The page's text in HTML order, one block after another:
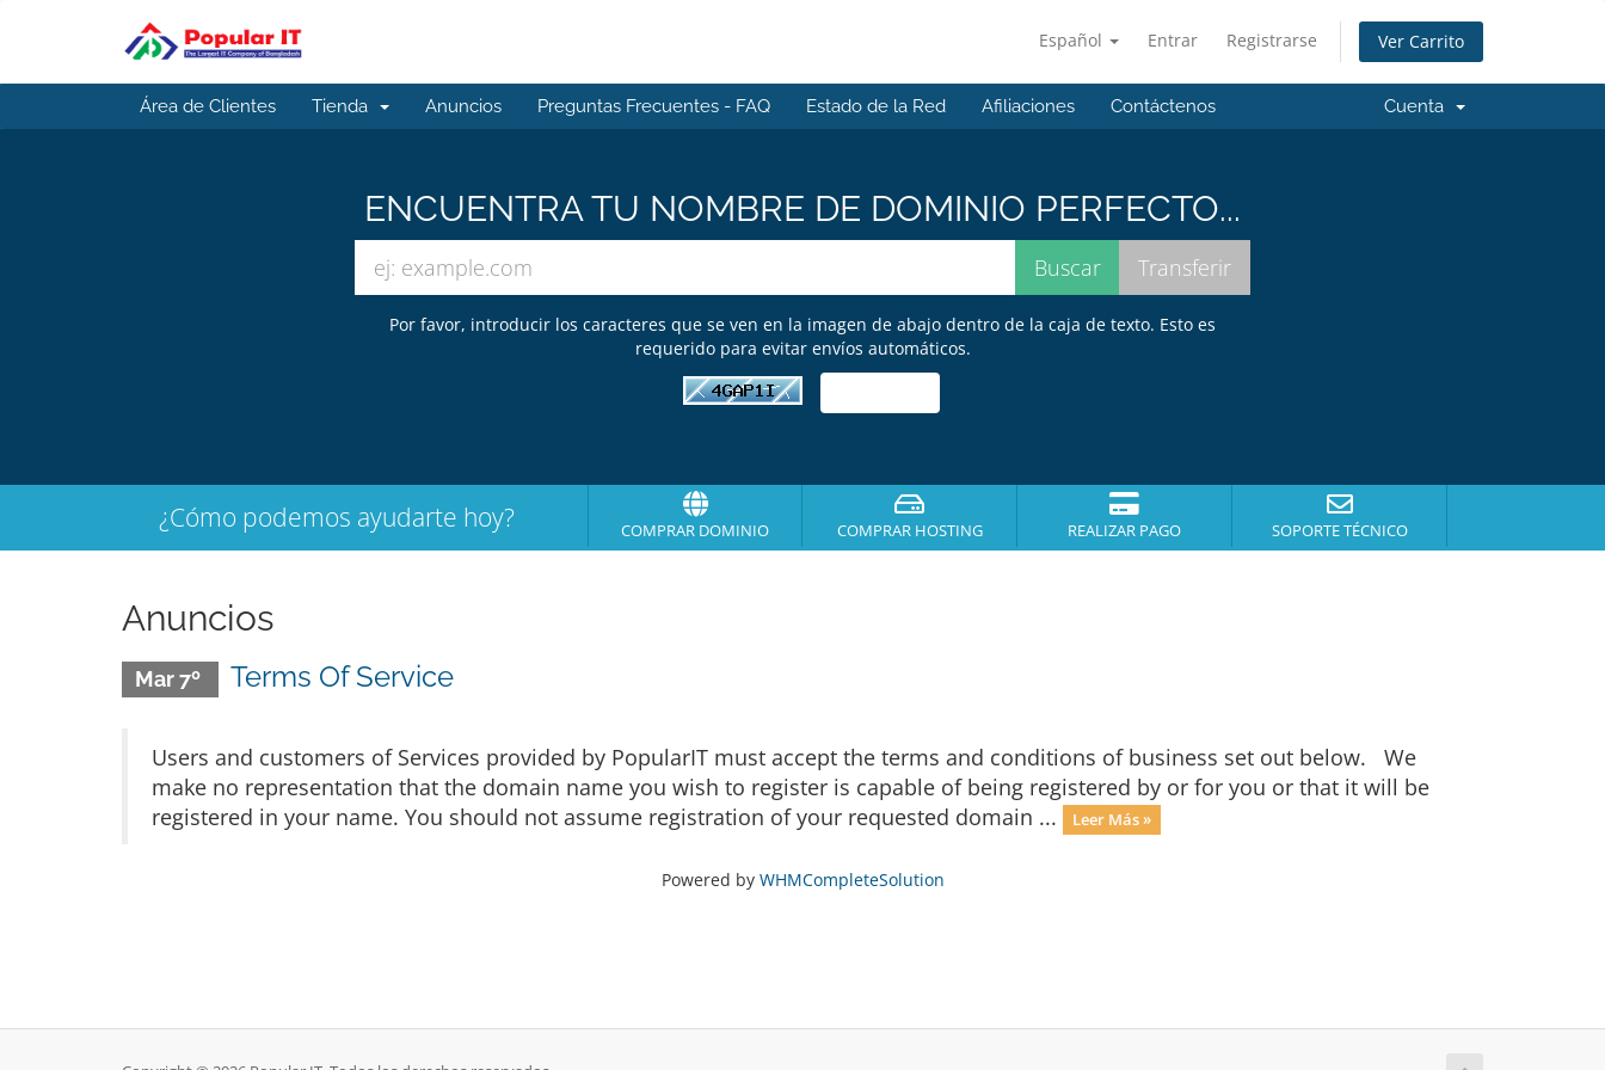
Español Entrar Registrarse Ver Carrito
Área de Clientes Tienda Anuncios Preguntas Frecuentes - FAQ Estado de la Red Afiliaciones Contáctenos Cuenta
ENCUENTRA TU NOMBRE DE DOMINIO PERFECTO...
Por favor, introducir los caracteres que se ven en la imagen de abajo dentro de la caja de texto. Esto es
requerido para evitar envíos automáticos.
¿Cómo podemos ayudarte hoy? COMPRAR DOMINIO COMPRAR HOSTING REALIZAR PAGO SOPORTE TÉCNICO
Anuncios
Mar 7º Terms Of Service
Users and customers of Services provided by PopularIT must accept the terms and conditions of business set out below. We
make no representation that the domain name you wish to register is capable of being registered by or for you or that it will be
registered in your name. You should not assume registration of your requested domain ...
Leer Más »
Powered by WHMCompleteSolution